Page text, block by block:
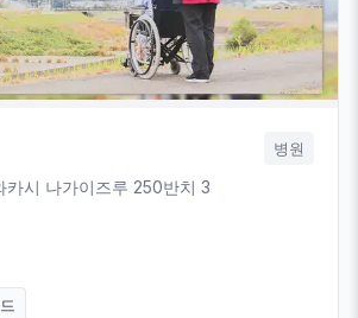
병원
카시 나가이즈루 250반치 3